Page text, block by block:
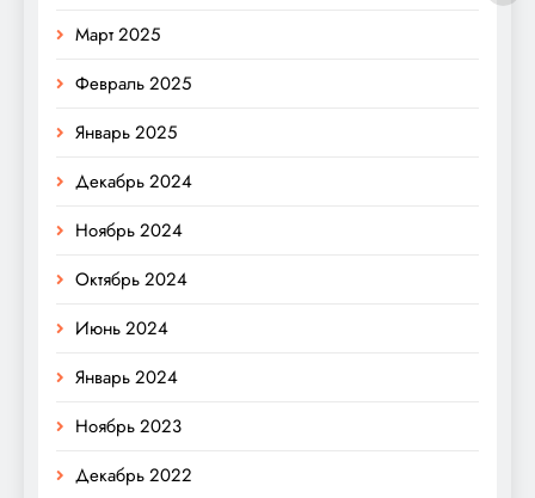
Март 2025
Февраль 2025
Январь 2025
Декабрь 2024
Ноябрь 2024
Октябрь 2024
Июнь 2024
Январь 2024
Ноябрь 2023
Декабрь 2022